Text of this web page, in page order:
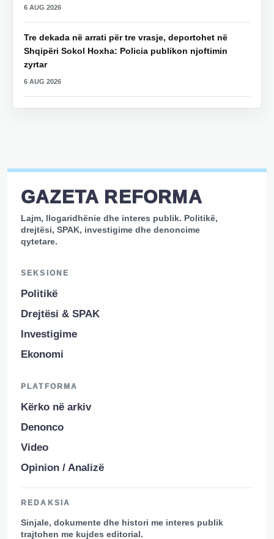
6 AUG 2026
Tre dekada në arrati për tre vrasje, deportohet në
Shqipëri Sokol Hoxha: Policia publikon njoftimin
zyrtar
6 AUG 2026
GAZETA REFORMA
Lajm, llogaridhënie dhe interes publik. Politikë,
drejtësi, SPAK, investigime dhe denoncime
qytetare.
SEKSIONE
Politikë
Drejtësi & SPAK
Investigime
Ekonomi
PLATFORMA
Kërko në arkiv
Denonco
Video
Opinion / Analizë
REDAKSIA
Sinjale, dokumente dhe histori me interes publik
trajtohen me kujdes editorial.